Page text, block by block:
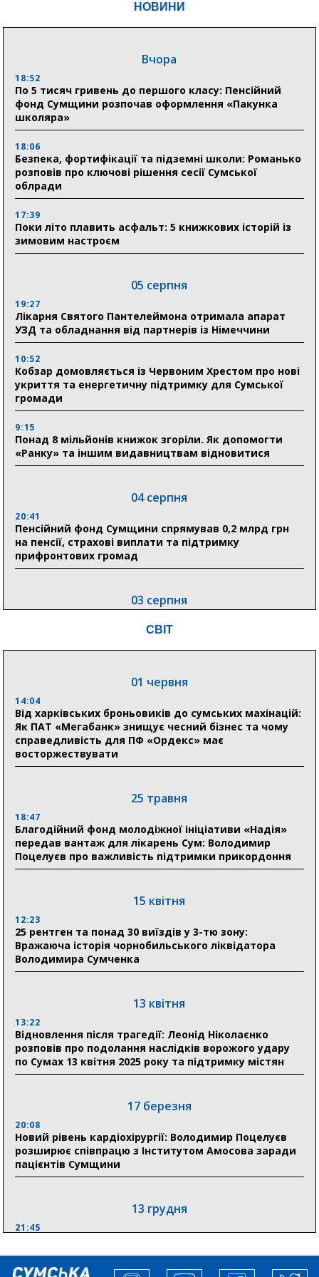
НОВИНИ
Вчора
18:52
По 5 тисяч гривень до першого класу: Пенсійний
фонд Сумщини розпочав оформлення «Пакунка
школяра»
18:06
Безпека, фортифікації та підземні школи: Романько
розповів про ключові рішення сесії Сумської
облради
17:39
Поки літо плавить асфальт: 5 книжкових історій із
зимовим настроєм
05 серпня
19:27
Лікарня Святого Пантелеймона отримала апарат
УЗД та обладнання від партнерів із Німеччини
10:52
Кобзар домовляється із Червоним Хрестом про нові
укриття та енергетичну підтримку для Сумської
громади
9:15
Понад 8 мільйонів книжок згоріли. Як допомогти
«Ранку» та іншим видавництвам відновитися
04 серпня
20:41
Пенсійний фонд Сумщини спрямував 0,2 млрд грн
на пенсії, страхові виплати та підтримку
прифронтових громад
03 серпня
Романько розширює програму відпочинку дітей із
Ніколаєнко: у Сумах погодили 115 компенсацій на
відновлення житла майже на 6,6 млн грн
Сумщини пояснив, як отримати допомогу на зиму
17:52
«Укрексімбанк» припиняє виплату пенсій: у
Пенсійному фонді Сумщини пояснили, що робити
людям
відзнаки «Почесного громадянина міста Суми»
30 липня
Сумська клінічна лікарня Святого Пантелеймона
18:33
Олексій Романько долучився до обговорення Плану
стійкості Сумщини з Прем’єр-міністром
Місто посилює міжнародну співпрацю: Суми
отримали 12 потужних станцій для Пунктів обігріву
СВІТ
01 червня
14:04
Від харківських броньовиків до сумських махінацій:
Як ПАТ «Мегабанк» знищує чесний бізнес та чому
справедливість для ПФ «Ордекс» має
восторжествувати
25 травня
18:47
Благодійний фонд молодіжної ініціативи «Надія»
передав вантаж для лікарень Сум: Володимир
Поцелуєв про важливість підтримки прикордоння
15 квітня
12:23
25 рентген та понад 30 виїздів у 3-тю зону:
Вражаюча історія чорнобильського ліквідатора
Володимира Сумченка
13 квітня
13:22
Відновлення після трагедії: Леонід Ніколаєнко
розповів про подолання наслідків ворожого удару
по Сумах 13 квітня 2025 року та підтримку містян
17 березня
20:08
Новий рівень кардіохірургії: Володимир Поцелуєв
розширює співпрацю з Інститутом Амосова заради
пацієнтів Сумщини
13 грудня
21:45
збільшити завантаження стратегічних українських
виробників”, – нардеп Максим Гузенко